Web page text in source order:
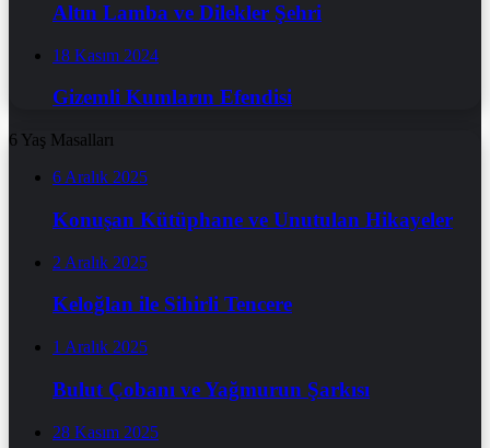
Altın Lamba ve Dilekler Şehri
18 Kasım 2024
Gizemli Kumların Efendisi
6 Yaş Masalları
6 Aralık 2025
Konuşan Kütüphane ve Unutulan Hikayeler
2 Aralık 2025
Keloğlan ile Sihirli Tencere
1 Aralık 2025
Bulut Çobanı ve Yağmurun Şarkısı
28 Kasım 2025